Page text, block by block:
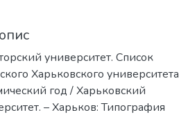
университет. Список
Харьковского университета
год / Харьковский
– Харьков: Типография